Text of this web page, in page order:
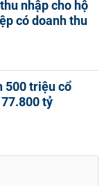
nhập cho hộ
có doanh thu
500 triệu cổ
tỷ